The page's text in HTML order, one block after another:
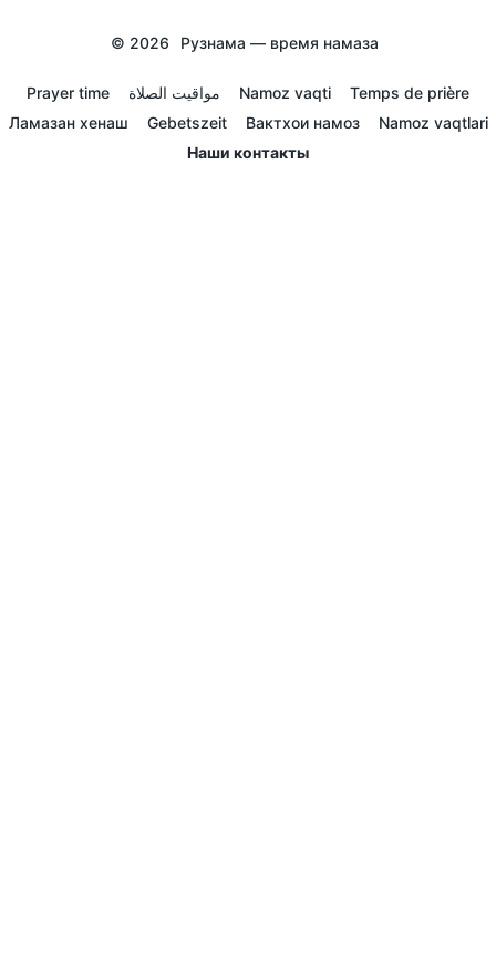
© 2026 Рузнама — время намаза
Prayer time مواقيت الصلاة Namoz vaqti
Temps de prière
Ламазан хенаш
Gebetszeit Вактхои намоз
Namoz vaqtlari
Наши контакты